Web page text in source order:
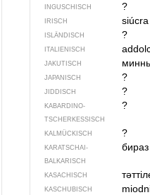
INGUSCHISCH ?
IRISCH
ISLÄNDISCH ?
ITALIENISCH
JAKUTISCH
JAPANISCH ?
JIDDISCH ?
KABARDINO-
TSCHERKESSISCH
?
KALMÜCKISCH ?
KARATSCHAI-
BALKARISCH
KASACHISCH
KASCHUBISCH